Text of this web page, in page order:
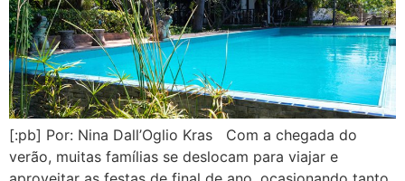
[:pb] Por: Nina Dall’Oglio Kras Com a chegada do
verão, muitas famílias se deslocam para viajar e